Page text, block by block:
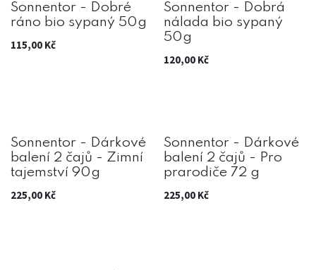
Sonnentor - Dobré
ráno bio sypaný 50g
115,00 Kč
Sonnentor - Dobrá
nálada bio sypaný
50g
120,00Kč
Sonnentor - Dárkové
balení 2 čajů - Zimní
tajemství 90g
225,00 Kč
Sonnentor - Dárkové
balení 2 čajů - Pro
prarodiče 72 g
225,00Kč